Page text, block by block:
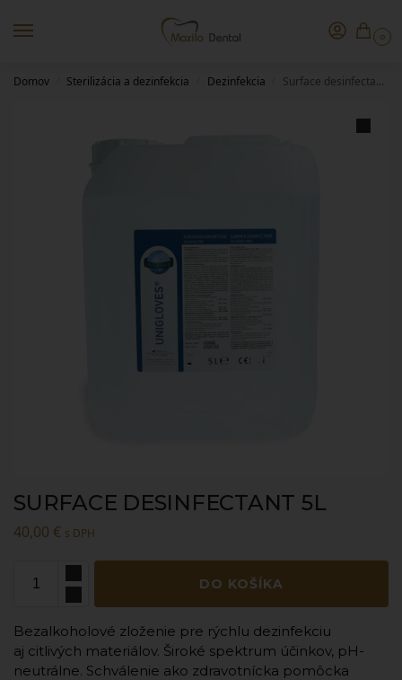
0
Domov Sterilizácia a dezinfekcia Dezinfekcia Surface desinfectant 5l
SURFACE DESINFECTANT 5L
40,00 € s DPH
DO KOŠÍKA
Bezalkoholové zloženie pre rýchlu dezinfekciu
aj citlivých materiálov. Široké spektrum účinkov, pH-
neutrálne. Schválenie ako zdravotnícka pomôcka